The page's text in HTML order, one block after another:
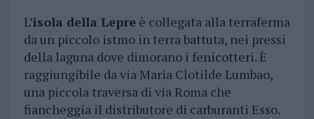
L’isola della Lepreè collegata alla terraferma
da un piccolo istmo in terra battuta, nei pressi
della laguna dove dimorano i fenicotteri. È
raggiungibile da via Maria Clotilde Lumbao,
una piccola traversa di via Roma che
fiancheggia il distributore di carburanti Esso.